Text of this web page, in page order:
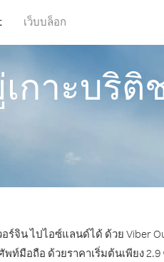
เว็บบล็อก
กาะบริติ
จิน ไปไอซ์แลนด์ได้ ด้วย Viber
มือถือ ด้วยราคาเริ่มต้นเพียง 2.9